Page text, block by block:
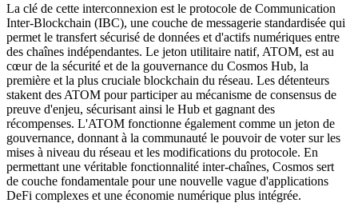
La clé de cette interconnexion est le protocole de Communication
Inter-Blockchain (IBC), une couche de messagerie standardisée qui
permet le transfert sécurisé de données et d'actifs numériques entre
des chaînes indépendantes. Le jeton utilitaire natif, ATOM, est au
cœur de la sécurité et de la gouvernance du Cosmos Hub, la
première et la plus cruciale blockchain du réseau. Les détenteurs
stakent des ATOM pour participer au mécanisme de consensus de
preuve d'enjeu, sécurisant ainsi le Hub et gagnant des
récompenses. L'ATOM fonctionne également comme un jeton de
gouvernance, donnant à la communauté le pouvoir de voter sur les
mises à niveau du réseau et les modifications du protocole. En
permettant une véritable fonctionnalité inter-chaînes, Cosmos sert
de couche fondamentale pour une nouvelle vague d'applications
DeFi complexes et une économie numérique plus intégrée.